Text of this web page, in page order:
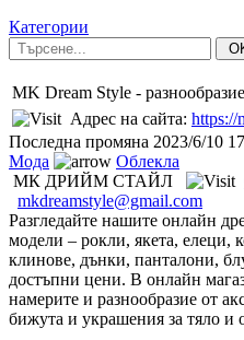
Категории
MK Dream Style -
Адрес на сайта: https://
Последна промяна 2023/6/10
Мода
Облекла
МК ДРИЙМ СТАЙЛ
mkdreamstyle@gmail.com
Разгледайте нашите онлайн
модели – рокли, якета, елеци,
клинове, дънки, панталони,
достъпни цени. В онлайн
намерите и разнообразие от
бижута и украшения за тяло и